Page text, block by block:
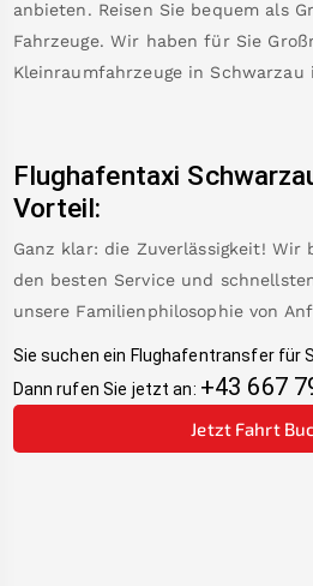
anbieten. Reisen Sie bequem als
Fahrzeuge. Wir haben für Sie
Kleinraumfahrzeuge in Schwarzau
Flughafentaxi
Vorteil:
Ganz klar: die Zuverlässigkeit!
den besten Service und
unsere Familienphilosophie von
Sie suchen ein Flughafentransfer für
Dann rufen Sie jetzt an: +43 667
Jetzt Fahrt